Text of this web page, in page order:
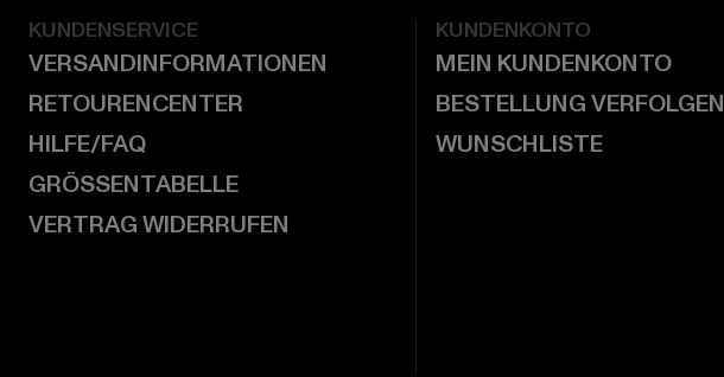
KUNDENSERVICE
VERSANDINFORMATIONEN
RETOURENCENTER
HILFE/FAQ
GRÖSSENTABELLE
VERTRAG WIDERRUFEN
KUNDENKONTO
MEIN KUNDENKONTO
BESTELLUNG VERFOLGEN
WUNSCHLISTE